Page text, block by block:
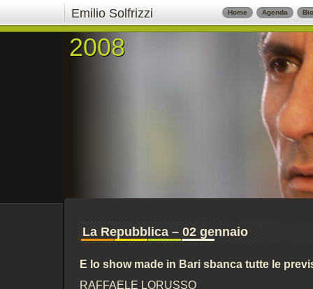
Emilio Solfrizzi Home Agenda
2008
2008
La Repubblica – 02 gennaio
E lo show made in Bari sbanca tutte le
RAFFAELE LORUSSO